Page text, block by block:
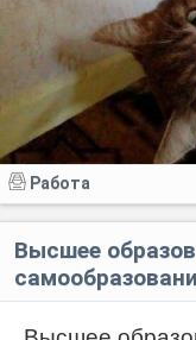
Работа
Высшее